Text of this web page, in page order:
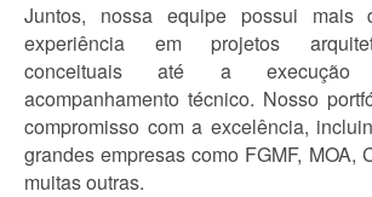
Juntos, nossa equipe possui
experiência em projetos
conceituais até a execução
acompanhamento técnico. Nosso
compromisso com a excelência,
grandes empresas como FGMF, MOA,
muitas outras.